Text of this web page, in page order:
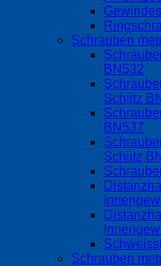
Schrauben
BN532
Schlitz
BN537
Schlitz
Schrauben